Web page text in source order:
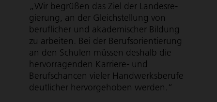
„Wir begrüßen das Ziel der Landes­re­
gie­rung, an der Gleichstellung von
beruflicher und akademischer Bildung
zu arbeiten. Bei der Berufs­ori­en­tie­rung
an den Schulen müssen deshalb die
hervorragenden Karriere- und
Berufschancen vieler Hand­werks­be­rufe
deutlicher hervorgehoben werden.“